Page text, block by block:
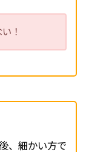
！
、細かい方で